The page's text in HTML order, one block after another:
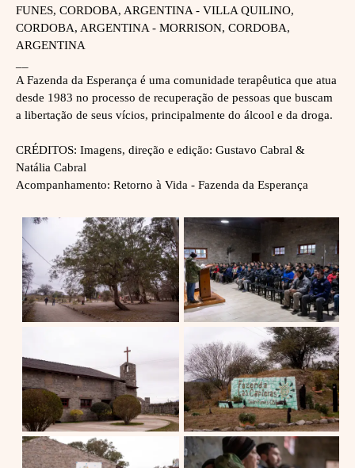
FUNES, CORDOBA, ARGENTINA - VILLA QUILINO,
CORDOBA, ARGENTINA - MORRISON, CORDOBA,
ARGENTINA
A Fazenda da Esperança é uma comunidade terapêutica que atua
desde 1983 no processo de recuperação de pessoas que buscam
a libertação de seus vícios, principalmente do álcool e da droga.
CRÉDITOS: Imagens, direção e edição: Gustavo Cabral &
Natália Cabral
Acompanhamento: Retorno à Vida - Fazenda da Esperança